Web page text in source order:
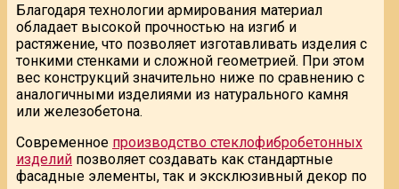
Благодаря технологии армирования материал
обладает высокой прочностью на изгиб и
растяжение, что позволяет изготавливать изделия с
тонкими стенками и сложной геометрией. При этом
вес конструкций значительно ниже по сравнению с
аналогичными изделиями из натурального камня
или железобетона.
Современное производство стеклофибробетонных
изделий позволяет создавать как стандартные
фасадные элементы, так и эксклюзивный декор по